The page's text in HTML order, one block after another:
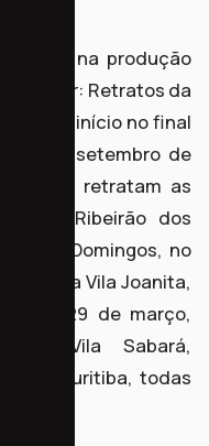
na produção
Redor: Retratos da
teve início no final
24 de setembro de
que retratam as
vilas Ribeirão dos
São Domingos, no
a Vila Joanita,
29 de março,
e Vila Sabará,
de Curitiba, todas